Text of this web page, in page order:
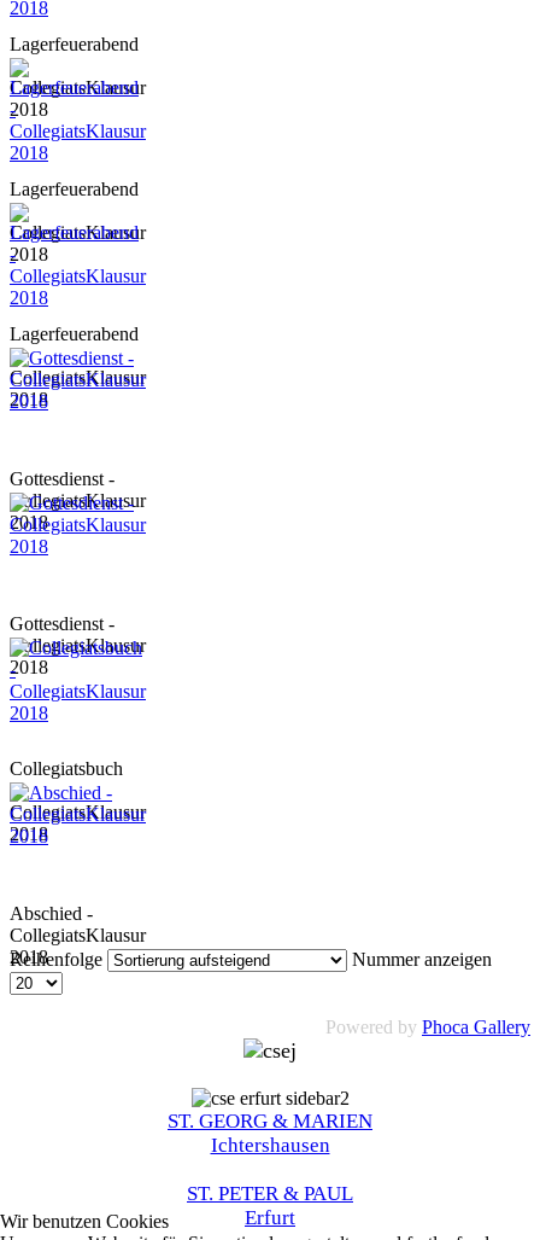
Lagerfeuerabend
-
CollegiatsKlausur
2018
Lagerfeuerabend
-
CollegiatsKlausur
2018
Lagerfeuerabend
-
CollegiatsKlausur
2018
Gottesdienst -
CollegiatsKlausur
2018
Gottesdienst -
CollegiatsKlausur
2018
Collegiatsbuch
-
CollegiatsKlausur
2018
Abschied -
CollegiatsKlausur
2018
Reihenfolge Nummer anzeigen
Powered by Phoca Gallery
ST. GEORG & MARIEN
Ichtershausen
ST. PETER & PAUL
Erfurt
Wir benutzen Cookies